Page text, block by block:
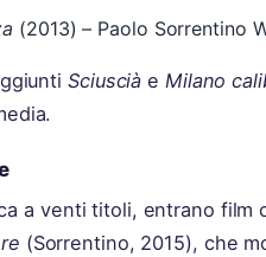
(2013) – Paolo Sorrentino
Sciuscià e Milano
a venti titoli, entrano film
(Sorrentino, 2015), che